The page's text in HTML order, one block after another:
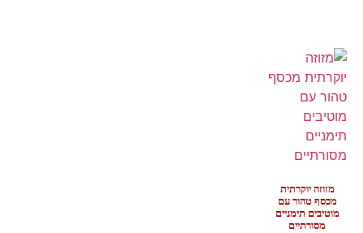
מזוזה יוקרתית
מכסף טהור עם
מוטיבים תימניים
מסורתיים